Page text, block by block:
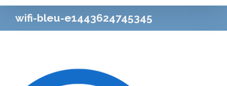
wifi-bleu-e1443624745345